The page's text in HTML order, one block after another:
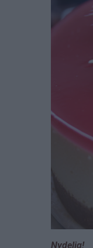
Nydelig!